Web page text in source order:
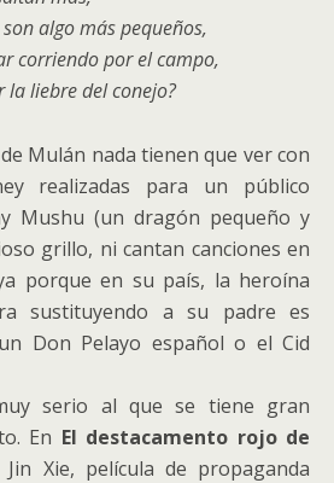
algo más pequeños,
corriendo por el campo,
liebre del conejo?
Mulán nada tienen que ver con
realizadas para un público
Mushu (un dragón pequeño y
grillo, ni cantan canciones en
porque en su país, la heroína
sustituyendo a su padre es
Don Pelayo español o el Cid
serio al que se tiene gran
En El destacamento rojo de
Jin Xie, película de propaganda